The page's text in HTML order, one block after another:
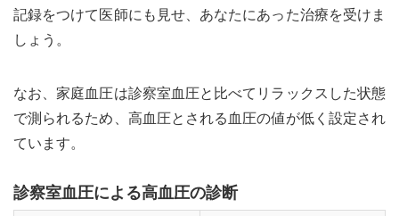
記録をつけて医師にも見せ、あなたにあった治療を受けま
しょう。
なお、家庭血圧は診察室血圧と比べてリラックスした状態
で測られるため、高血圧とされる血圧の値が低く設定され
ています。
診察室血圧による高血圧の診断